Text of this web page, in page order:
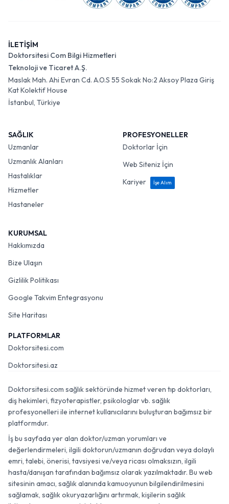
İLETİŞİM
Doktorsitesi Com Bilgi Hizmetleri
Teknoloji ve Ticaret A.Ş.
Maslak Mah. Ahi Evran Cd. A.O.S 55 Sokak No:2 Aksoy Plaza Giriş
Kat Kolektif House
İstanbul, Türkiye
SAĞLIK
Uzmanlar
Uzmanlık Alanları
Hastalıklar
Hizmetler
Hastaneler
PROFESYONELLER
Doktorlar İçin
Web Siteniz İçin
Kariyer
İşe Alım
KURUMSAL
Hakkımızda
Bize Ulaşın
Gizlilik Politikası
Google Takvim Entegrasyonu
Site Haritası
PLATFORMLAR
Doktorsitesi.com
Doktorsitesi.az
Doktorsitesi.com sağlık sektöründe hizmet veren tıp doktorları,
diş hekimleri, fizyoterapistler, psikologlar vb. sağlık
profesyonelleri ile internet kullanıcılarını buluşturan bağımsız bir
platformdur.
İş bu sayfada yer alan doktor/uzman yorumları ve
değerlendirmeleri, ilgili doktorun/uzmanın doğrudan veya dolaylı
emri, talebi, önerisi, tavsiyesi ve/veya ricası olmaksızın, ilgili
hasta/danışan tarafından bağımsız olarak yazılmaktadır. Bu web
sitesinin amacı, sağlık alanında kamuoyunun bilgilendirilmesini
sağlamak, sağlık okuryazarlığını artırmak, kişilerin sağlık